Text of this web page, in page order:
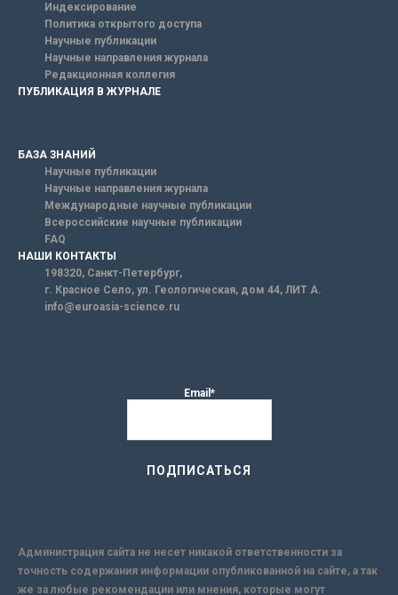
Индексирование
Политика открытого доступа
Научные публикации
Научные направления журнала
Редакционная коллегия
ПУБЛИКАЦИЯ В ЖУРНАЛЕ
БАЗА ЗНАНИЙ
Научные публикации
Научные направления журнала
Международные научные публикации
Всероссийские научные публикации
FAQ
НАШИ КОНТАКТЫ
198320, Санкт-Петербург,
г. Красное Село, ул. Геологическая, дом 44, ЛИТ А.
info@euroasia-science.ru
Email*
Администрация сайта не несет никакой ответственности за
точность содержания информации опубликованной на сайте, а так
же за любые рекомендации или мнения, которые могут